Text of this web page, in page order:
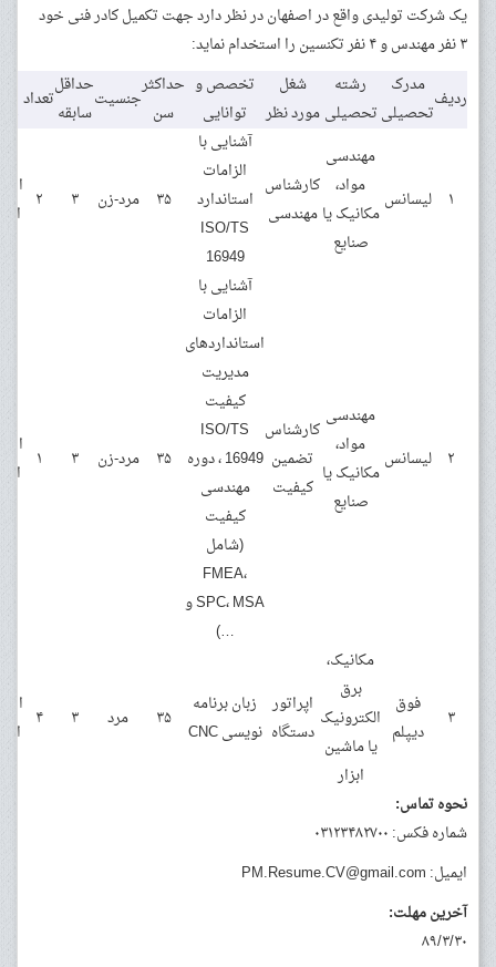
یک شرکت تولیدی واقع در اصفهان در نظر دارد جهت تکمیل کادر فنی خود
۳ نفر مهندس و ۴ نفر تکنسین را استخدام نماید:
ردیف
مدرک
تحصیلی
رشته
تحصیلی
شغل
مورد نظر
تخصص و
توانایی
حداکثر
سن
جنسیت
حداقل
سابقه
تعداد
۱ لیسانس
مهندسی
مواد،
مکانیک یا
صنایع
کارشناس
مهندسی
آشنایی با
الزامات
استاندارد
ISO/TS
16949
۳۵ مرد-زن ۳ ۲
۲ لیسانس
مهندسی
مواد،
مکانیک یا
صنایع
کارشناس
تضمین
کیفیت
آشنایی با
الزامات
استانداردهای
مدیریت
کیفیت
ISO/TS
16949 ، دوره
مهندسی
کیفیت
(شامل
FMEA،
SPC، MSA و
…)
۳۵ مرد-زن ۳ ۱
۳
فوق
دیپلم
مکانیک،
برق
الکترونیک
یا ماشین
ابزار
اپراتور
دستگاه
زبان برنامه
نویسی CNC
۳۵ مرد ۳ ۴
نحوه تماس:
شماره فکس: ۰۳۱۲۳۴۸۲۷۰۰
ایمیل: PM.Resume.CV@gmail.com
آخرین مهلت:
۸۹/۳/۳۰